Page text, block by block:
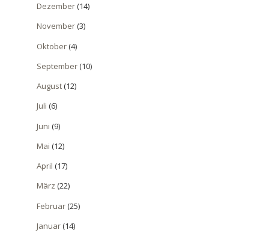
Dezember(14)
November(3)
Oktober(4)
September(10)
August(12)
Juli (6)
Juni (9)
Mai (12)
April (17)
März (22)
Februar(25)
Januar(14)